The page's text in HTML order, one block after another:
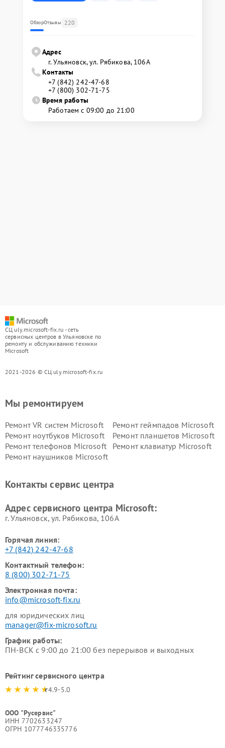
ОбзорОтзывы 220
Адрес
г. Ульяновск, ул. Рябикова, 106А
Контакты
+7 (842) 242-47-68
+7 (800) 302-71-75
Время работы
Работаем с 09:00 до 21:00
СЦ uly.microsoft-fix.ru - сеть
сервисных центров в Ульяновске по
ремонту и обслуживанию техники
Microsoft
2021-2026 © СЦ uly.microsoft-fix.ru
Мы ремонтируем
Ремонт VR систем Microsoft
Ремонт геймпадов Microsoft
Ремонт ноутбуков Microsoft
Ремонт планшетов Microsoft
Ремонт телефонов Microsoft
Ремонт клавиатур Microsoft
Ремонт наушников Microsoft
Контакты сервис центра
Адрес сервисного центра Microsoft:
г. Ульяновск, ул. Рябикова, 106А
Горячая линия:
+7 (842) 242-47-68
Контактный телефон:
8 (800) 302-71-75
Электронная почта:
info@microsoft-fix.ru
для юридических лиц
manager@fix-microsoft.ru
График работы:
ПН-ВСК с 9:00 до 21:00 без перерывов и выходных
Рейтинг сервисного центра
4.9-5.0
ООО "Русервис"
ИНН 7702633247
ОГРН 1077746335776